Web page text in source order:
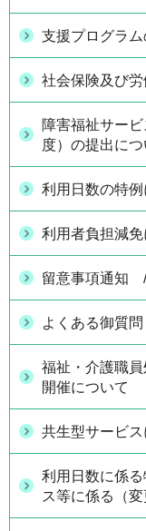
支援プログラ
社会保険及び
障害福祉サー
度）の提出につ
利用日数の特例
利用者負担減免
留意事項通
よくある御質問
福祉・介護職
開催について
共生型サービス
利用日数に係
ス等に係る（